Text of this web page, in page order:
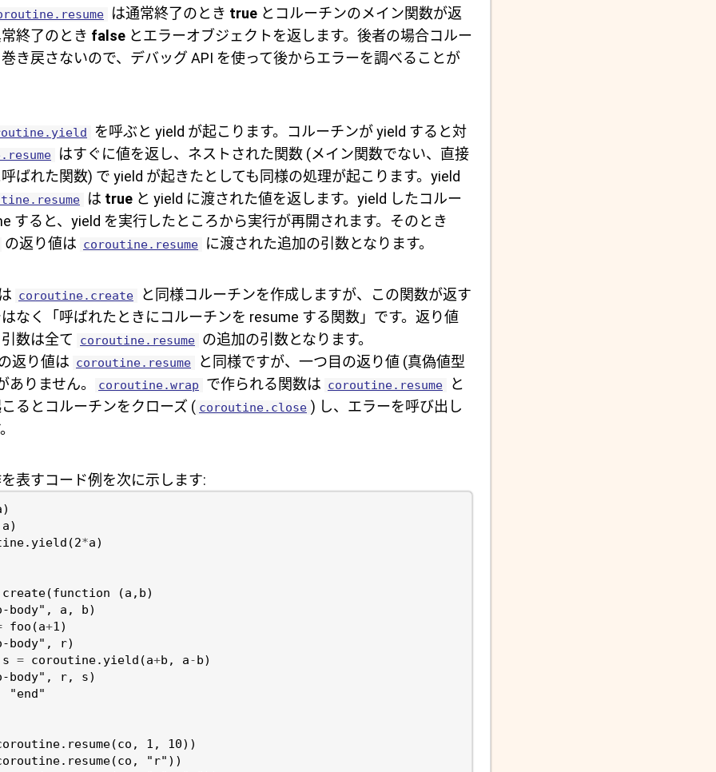
は通常終了のとき trueとコルーチンのメイン関数が返
終了のとき falseとエラーオブジェクトを返します。後者の場合コルー
き戻さないので、デバッグ API を使って後からエラーを調べることが
を呼ぶと yield が起こります。コルーチンが yield すると対
はすぐに値を返し、ネストされた関数 (メイン関数でない、直接
ばれた関数) で yield が起きたとしても同様の処理が起こります。yield
は trueと yield に渡された値を返します。yield したコルー
すると、yield を実行したところから実行が再開されます。そのとき
の返り値は coroutine.resume に渡された追加の引数となります。
coroutine.create
と同様コルーチンを作成しますが、この関数が返す
なく「呼ばれたときにコルーチンを resume する関数」です。返り値
数は全て
coroutine.resume の追加の引数となります。
返り値は coroutine.resume
と同様ですが、一つ目の返り値 (真偽値型
りません。
coroutine.wrap で作られる関数は coroutine.resume
と
るとコルーチンをクローズ ( coroutine.close ) し、エラーを呼び出し
表すコード例を次に示します:
)
a)
(2*a)
(function (a , b)
body" , a , b)
foo (a+1 )
body" , r)
s = coroutine.yield (a+b , a-b)
body" , r, s)
"end"
(co , 1 , 10))
(co , "r" ))